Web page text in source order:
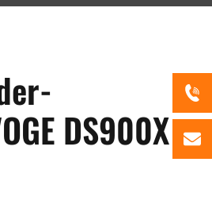
DS900X -